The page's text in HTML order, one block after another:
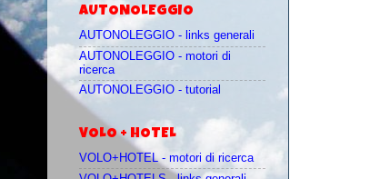
AUTONOLEGGIO
AUTONOLEGGIO - links generali
AUTONOLEGGIO - motori di
ricerca
AUTONOLEGGIO - tutorial
VOLO + HOTEL
VOLO+HOTEL - motori di ricerca